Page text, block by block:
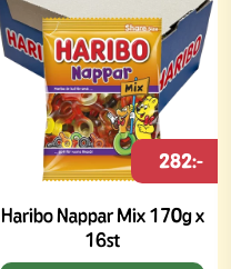
Haribo Nappar Mix 170g x
16st
282:-